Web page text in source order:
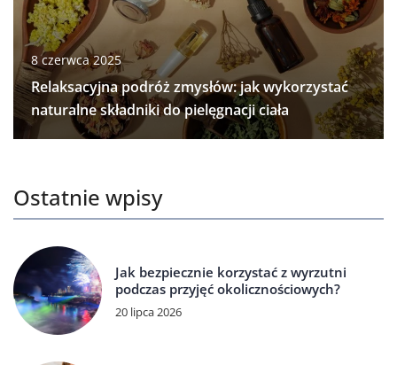
8 czerwca 2025
Relaksacyjna podróż zmysłów: jak wykorzystać
naturalne składniki do pielęgnacji ciała
Ostatnie wpisy
Jak bezpiecznie korzystać z wyrzutni
podczas przyjęć okolicznościowych?
20 lipca 2026